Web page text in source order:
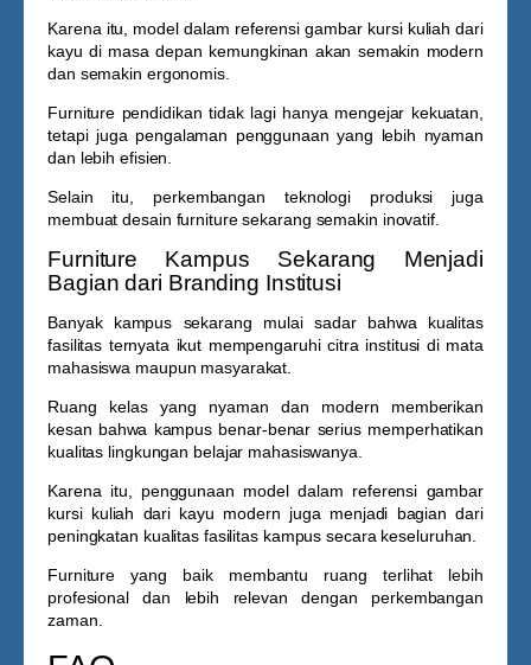
Karena itu, model dalam referensigambar kursi kuliah dari
kayu di masa depan kemungkinan akan semakin modern
dan semakin ergonomis.
Furniture pendidikan tidak lagi hanya mengejar kekuatan,
tetapi juga pengalaman penggunaan yang lebih nyaman
dan lebih efisien.
Selain itu, perkembangan teknologi produksi juga
membuat desain furniture sekarang semakin inovatif.
Furniture Kampus Sekarang Menjadi
Bagian dari Branding Institusi
Banyak kampus sekarang mulai sadar bahwa kualitas
fasilitas ternyata ikut mempengaruhi citra institusi di mata
mahasiswa maupun masyarakat.
Ruang kelas yang nyaman dan modern memberikan
kesan bahwa kampus benar-benar serius memperhatikan
kualitas lingkungan belajar mahasiswanya.
Karena itu, penggunaan model dalam referensi gambar
kursi kuliah dari kayu modern juga menjadi bagian dari
peningkatan kualitas fasilitas kampus secara keseluruhan.
Furniture yang baik membantu ruang terlihat lebih
profesional dan lebih relevan dengan perkembangan
zaman.